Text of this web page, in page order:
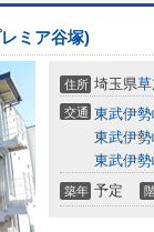
ミア谷塚)
住所 埼玉県
交通 東武伊勢
東武伊勢
東武伊勢
築年 予定